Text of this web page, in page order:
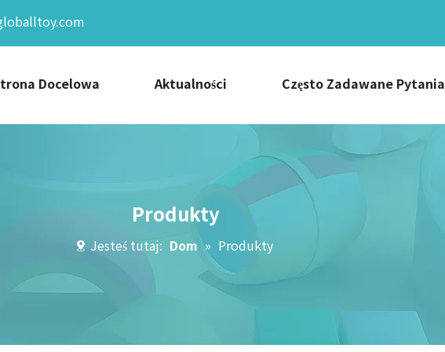
Docelowa Aktualności Często Zadawane Pytania
Produkty
Jesteś tutaj: Dom » Produkty